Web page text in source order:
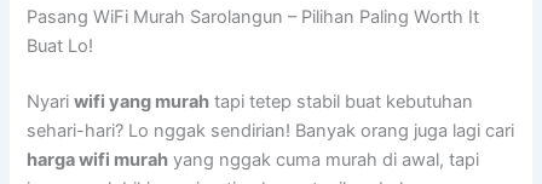
Pasang WiFi Murah Sarolangun – Pilihan Paling Worth It
Buat Lo!
Nyariwifi yang murah tapi tetep stabil buat kebutuhan
sehari-hari? Lo nggak sendirian! Banyak orang juga lagi cari
harga wifi murah yang nggak cuma murah di awal, tapi